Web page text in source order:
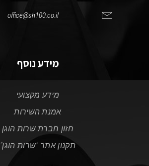
office@sh100.co.il
מידע נוסף
מידע מקצועי
אמנת השירות
חזון חברת שרות הוגן
תקנון אתר "שרות הוגן"